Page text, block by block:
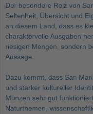
Der besondere Reiz von
Seltenheit, Übersicht und
an diesem Land, dass es
charaktervolle Ausgaben
riesigen Mengen, sondern
Aussage.
Dazu kommt, dass San
und starker kultureller
Münzen sehr gut
Naturthemen,